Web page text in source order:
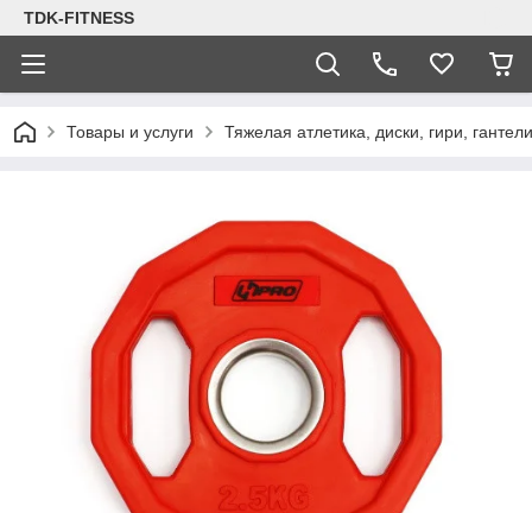
TDK-FITNESS
Товары и услуги Тяжелая атлетика, диски, гири, гантели